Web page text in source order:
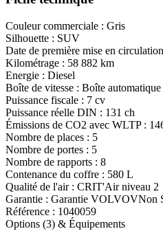
Couleur commerciale : Gris
Silhouette : SUV
Date de première mise en
Kilométrage : 58 882 km
Energie : Diesel
Boîte de vitesse : Boîte automatique
Puissance fiscale : 7 cv
Puissance réelle DIN : 131 ch
Émissions de CO2 avec WLTP :
Nombre de places : 5
Nombre de portes : 5
Nombre de rapports : 8
Contenance du coffre : 580 L
Qualité de l'air : CRIT'Air niveau 2
Garantie : Garantie VOLVOVNon
Référence : 1040059
Options (3) & Équipements